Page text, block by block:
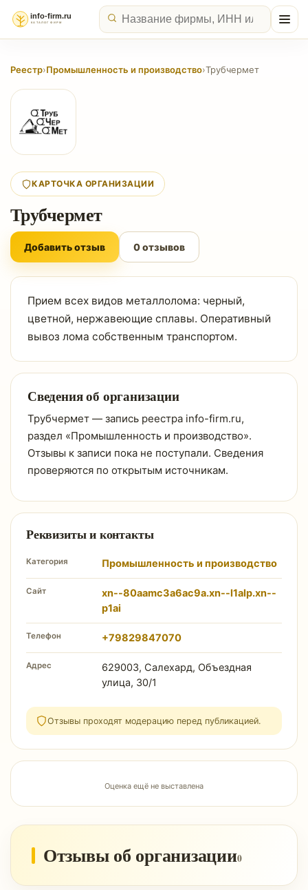
Реестр›Промышленность и производство›Трубчермет
КАРТОЧКА ОРГАНИЗАЦИИ
Трубчермет
Добавить отзыв 0 отзывов
Прием всех видов металлолома: черный,
цветной, нержавеющие сплавы. Оперативный
вывоз лома собственным транспортом.
Сведения об организации
Трубчермет — запись реестра info-firm.ru,
раздел «Промышленность и производство».
Отзывы к записи пока не поступали. Сведения
проверяются по открытым источникам.
Реквизиты и контакты
Категория Промышленность и производство
Сайт
xn--80aamc3a6ac9a.xn--l1alp.xn--
p1ai
Телефон +79829847070
Адрес
629003, Салехард, Объездная
улица, 30/1
Отзывы проходят модерацию перед публикацией.
Оценка ещё не выставлена
Отзывы об организации0